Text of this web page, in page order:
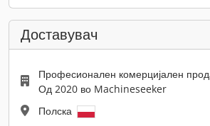
Доставувач
Професионален комерцијален
Од 2020 во Machineseeker
Полска